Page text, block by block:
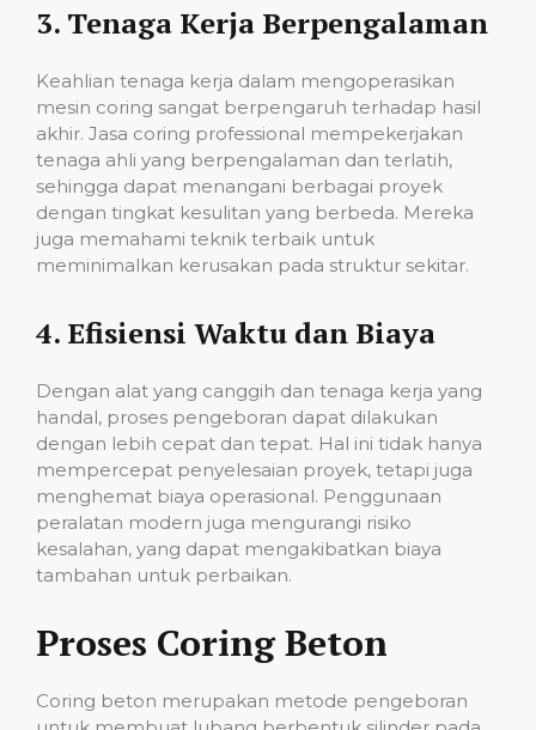
3. Tenaga Kerja Berpengalaman
Keahlian tenaga kerja dalam mengoperasikan
mesin coring sangat berpengaruh terhadap hasil
akhir. Jasa coring professional mempekerjakan
tenaga ahli yang berpengalaman dan terlatih,
sehingga dapat menangani berbagai proyek
dengan tingkat kesulitan yang berbeda. Mereka
juga memahami teknik terbaik untuk
meminimalkan kerusakan pada struktur sekitar.
4. Efisiensi Waktu dan Biaya
Dengan alat yang canggih dan tenaga kerja yang
handal, proses pengeboran dapat dilakukan
dengan lebih cepat dan tepat. Hal ini tidak hanya
mempercepat penyelesaian proyek, tetapi juga
menghemat biaya operasional. Penggunaan
peralatan modern juga mengurangi risiko
kesalahan, yang dapat mengakibatkan biaya
tambahan untuk perbaikan.
Proses Coring Beton
Coring beton merupakan metode pengeboran